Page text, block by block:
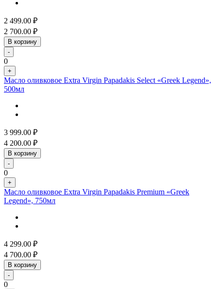
2 499.00 ₽
2 700.00 ₽
В корзину
-
0
+
Масло оливковое Extra Virgin Papadakis Select «Greek Legend»,
500мл
3 999.00 ₽
4 200.00 ₽
В корзину
-
0
+
Масло оливковое Extra Virgin Papadakis Premium «Greek
Legend», 750мл
4 299.00 ₽
4 700.00 ₽
В корзину
-
0